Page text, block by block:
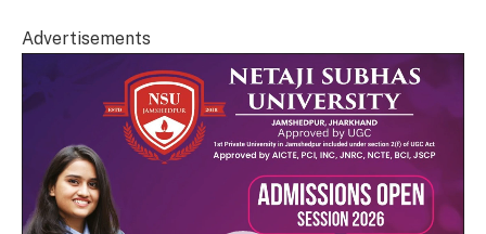
Advertisements
Player